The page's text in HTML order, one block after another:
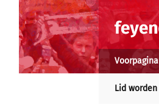
Voorpagina
Lid worden